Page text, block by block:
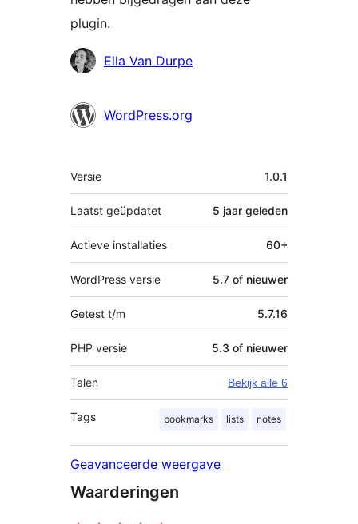
plugin.
BijdragersElla Van Durpe
WordPress.org
Meta
Versie 1.0.1
Laatst geüpdatet 5 jaar geleden
Actieve installaties 60+
WordPress versie 5.7 of nieuwer
Getest t/m 5.7.16
PHP versie 5.3 of nieuwer
Talen Bekijk alle 6
Tags bookmarks lists notes
Geavanceerde weergave
Waarderingen